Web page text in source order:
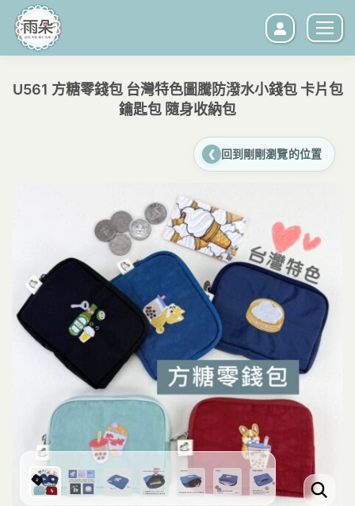
U561 方糖零錢包 台灣特色圖騰防潑水小錢包 卡片包
鑰匙包 隨身收納包
❮ 回到剛剛瀏覽的位置